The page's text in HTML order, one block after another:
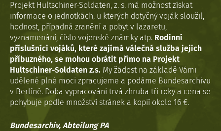
Projekt Hultschiner-Soldaten, z. s. má možnost získat
informace o jednotkách, u kterých dotyčný voják sloužil,
hodnost, případná zranění a pobyt v lazaretu,
vyznamenání, číslo vojenské známky atp. Rodinní
příslušníci vojáků, které zajímá válečná služba jejich
příbuzného, se mohou obrátit přímo na Projekt
Hultschiner-Soldaten z.s. My žádost na základě Vámi
udělené plné moci zpracujeme a podáme Bundesarchivu
v Berlíně. Doba vypracováni trvá zhruba tři roky a cena se
pohybuje podle množství stránek a kopií okolo 16 €.
Bundesarchiv, Abteilung PA